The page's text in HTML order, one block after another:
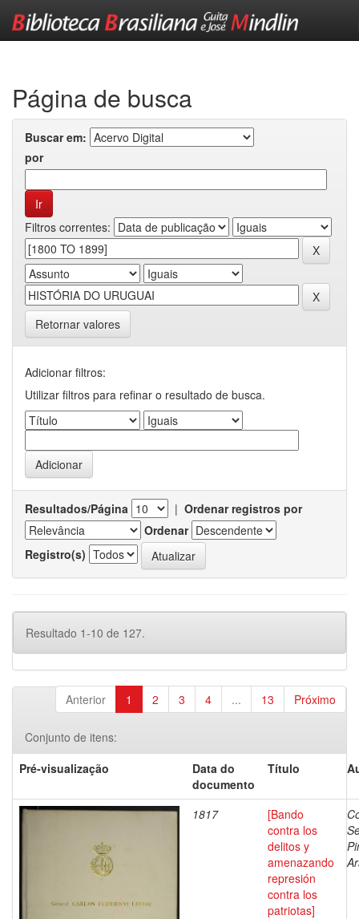
Página de busca
Buscar em:
por
Filtros correntes:
Retornar valores
Adicionar filtros:
Utilizar filtros para refinar o resultado de busca.
Resultados/Página | Ordenar registros por
Ordenar
Registro(s)
Resultado 1-10 de 127.
Anterior 1 2 3 4 ... 13 Próximo
Conjunto de itens:
Pré-visualização
Data do
documento
Título
1817
[Bando
contra los
delitos y
amenazando
represión
contra los
patriotas]